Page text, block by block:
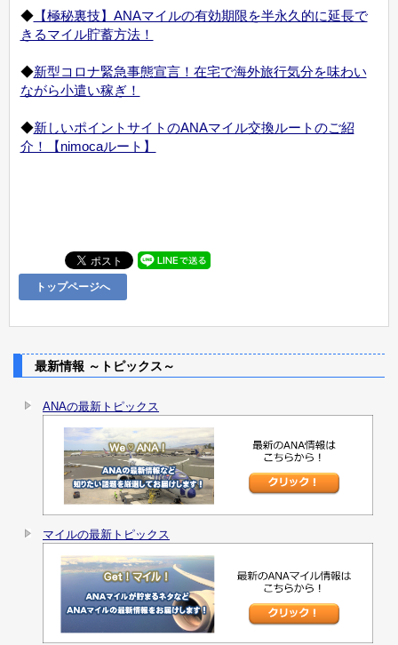
◆【極秘裏技】ANAマイルの有効期限を半永久的に延長で
きるマイル貯蓄方法！
◆新型コロナ緊急事態宣言！在宅で海外旅行気分を味わい
ながら小遣い稼ぎ！
◆新しいポイントサイトのANAマイル交換ルートのご紹
介！【nimocaルート】
トップページへ
最新情報 ～トピックス～
ANAの最新トピックス
マイルの最新トピックス